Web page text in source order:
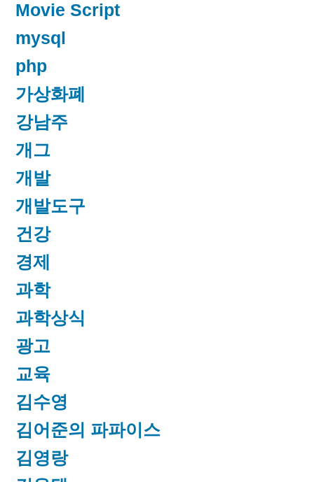
Movie Script
mysql
php
가상화폐
강남주
개그
개발
개발도구
건강
경제
과학
과학상식
광고
교육
김수영
김어준의 파파이스
김영랑